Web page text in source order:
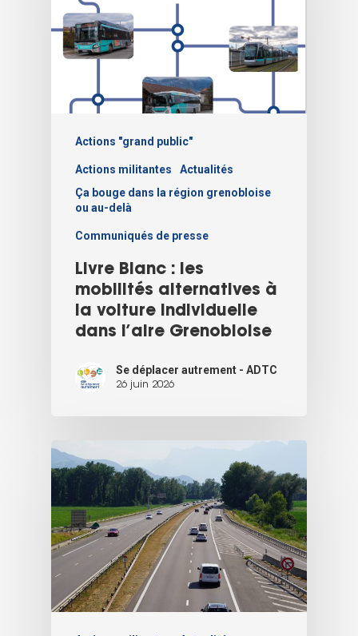
Actions "grand public"
Actions militantes
Actualités
Ça bouge dans la région grenobloise
ou au-delà
Communiqués de presse
Livre Blanc : les
mobilités alternatives à
la voiture individuelle
dans l’aire Grenobloise
Se déplacer autrement - ADTC
26 juin 2026